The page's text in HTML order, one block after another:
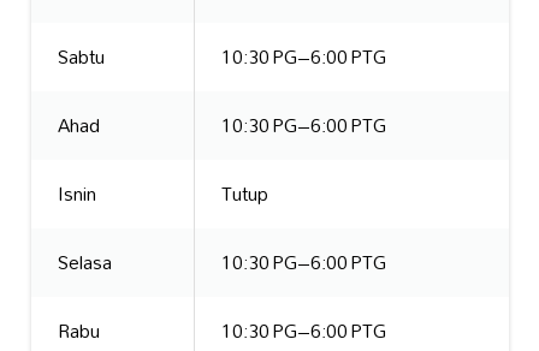
Sabtu
10:30 PG–6:00 PTG
Ahad
10:30 PG–6:00 PTG
Isnin
Tutup
Selasa
10:30 PG–6:00 PTG
Rabu
10:30 PG–6:00 PTG